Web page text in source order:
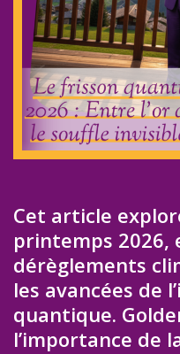
Cet article
printemps 2026,
dérèglements
les avancées de
quantique.
l’importance de